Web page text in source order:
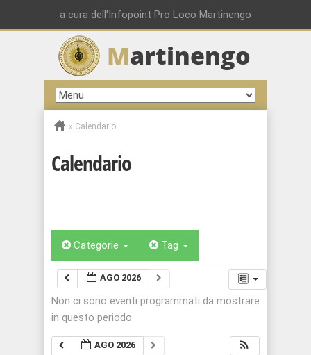
a cura dell'Infopoint Pro Loco Martinengo
Martinengo
» Calendario
Calendario
Categorie Tag
AGO 2026
Non ci sono eventi programmati da mostrare
in questo periodo
AGO 2026